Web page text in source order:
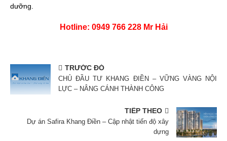
dưỡng.
Hotline: 0949 766 228 Mr Hải
TRƯỚC ĐÓ
CHỦ ĐẦU TƯ KHANG ĐIỀN – VỮNG VÀNG NỘI
LỰC – NÂNG CÁNH THÀNH CÔNG
TIẾP THEO
Dự án Safira Khang Điền – Cập nhật tiến độ xây
dựng